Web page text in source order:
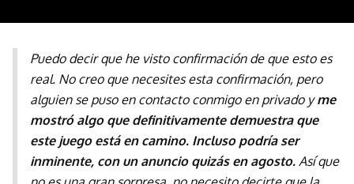
Puedo decir que he visto confirmación de que esto es
real. No creo que necesites esta confirmación, pero
alguien se puso en contacto conmigo en privado yme
mostró algo que definitivamente demuestra que
este juego está en camino. Incluso podría ser
inminente, con un anuncio quizás en agosto. Así que